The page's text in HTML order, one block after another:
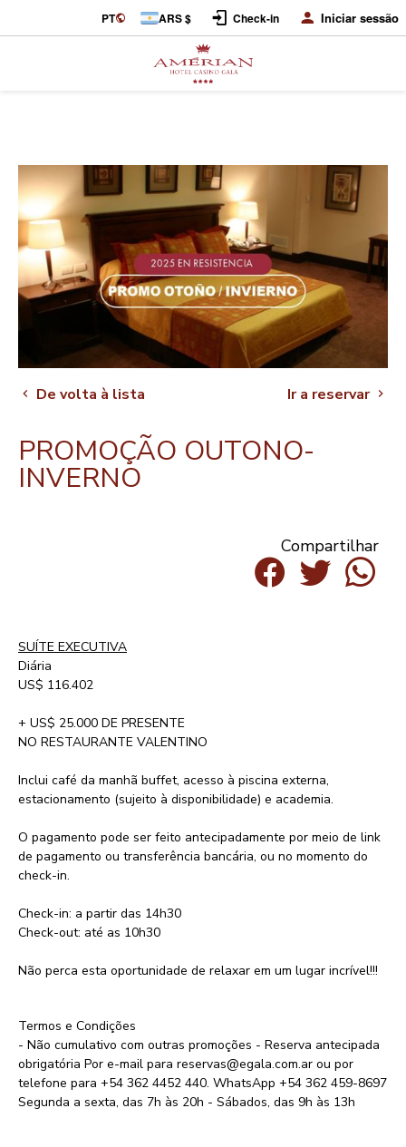
PT ARS $ Check-in Iniciar sessão
De volta à lista Ir a reservar
PROMOÇÃO OUTONO-
INVERNO
Compartilhar
SUÍTE EXECUTIVA
Diária
US$ 116.402
+ US$ 25.000 DE PRESENTE
NO RESTAURANTE VALENTINO
Inclui café da manhã buffet, acesso à piscina externa,
estacionamento (sujeito à disponibilidade) e academia.
O pagamento pode ser feito antecipadamente por meio de link
de pagamento ou transferência bancária, ou no momento do
check-in.
Check-in: a partir das 14h30
Check-out: até as 10h30
Não perca esta oportunidade de relaxar em um lugar incrível!!!
Termos e Condições
- Não cumulativo com outras promoções - Reserva antecipada
obrigatória Por e-mail para reservas@egala.com.ar ou por
telefone para +54 362 4452 440. WhatsApp +54 362 459-8697
Segunda a sexta, das 7h às 20h - Sábados, das 9h às 13h